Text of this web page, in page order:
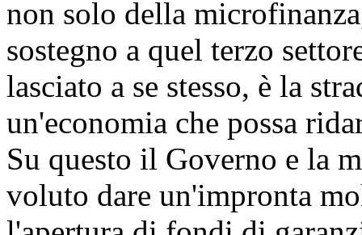
non solo della
sostegno a quel terzo
lasciato a se stesso, è la
un'economia che possa
Su questo il Governo e la
voluto dare un'impronta